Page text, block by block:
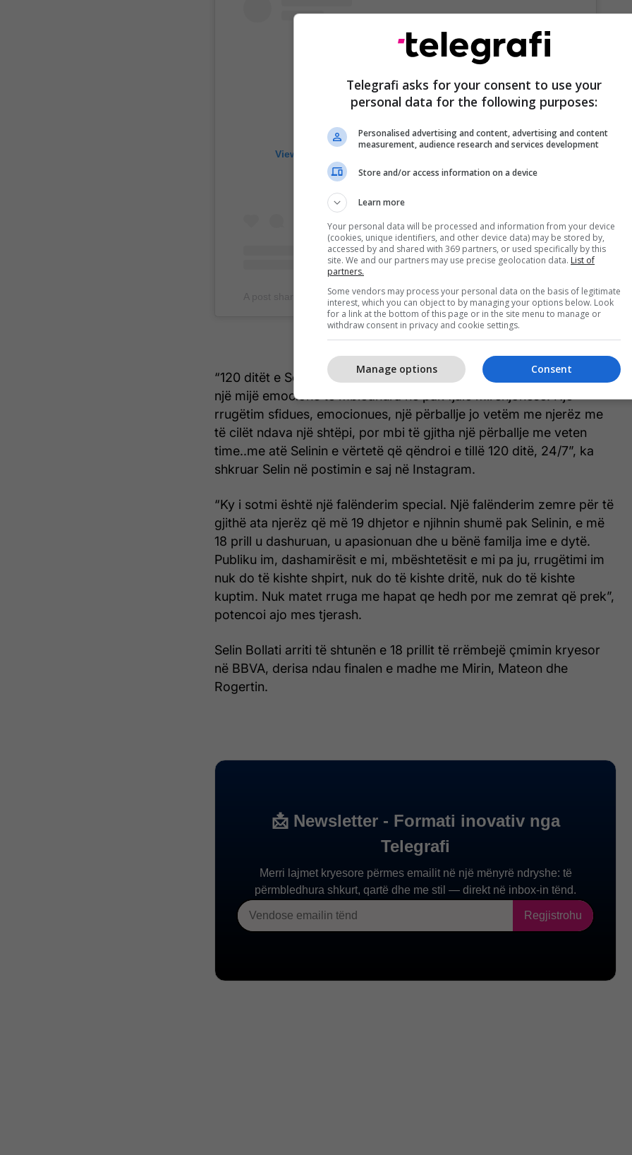
View this post on Instagram
A post shared by Selin Bollati (@selinbollatii)
“120 ditët e Selin… Nuk është një postim i rëndomtë Instagrami, por
një mijë emocione të mbledhura në pak fjalë mirënjohëse. Një
rrugëtim sfidues, emocionues, një përballje jo vetëm me njerëz me
të cilët ndava një shtëpi, por mbi të gjitha një përballje me veten
time..me atë Selinin e vërtetë që qëndroi e tillë 120 ditë, 24/7”, ka
shkruar Selin në postimin e saj në Instagram.
“Ky i sotmi është një falënderim special. Një falënderim zemre për të
gjithë ata njerëz që më 19 dhjetor e njihnin shumë pak Selinin, e më
18 prill u dashuruan, u apasionuan dhe u bënë familja ime e dytë.
Publiku im, dashamirësit e mi, mbështetësit e mi pa ju, rrugëtimi im
nuk do të kishte shpirt, nuk do të kishte dritë, nuk do të kishte
kuptim. Nuk matet rruga me hapat qe hedh por me zemrat që prek”,
potencoi ajo mes tjerash.
Selin Bollati arriti të shtunën e 18 prillit të rrëmbejë çmimin kryesor
në BBVA, derisa ndau finalen e madhe me Mirin, Mateon dhe
Rogertin.
Telegrafi asks for your consent to use your
personal data for the following purposes:
Personalised advertising and content, advertising and content
measurement, audience research and services development
Store and/or access information on a device
Learn more
Your personal data will be processed and information from your device
(cookies, unique identifiers, and other device data) may be stored by,
accessed by and shared with 369 partners, or used specifically by this
site. We and our partners may use precise geolocation data. List of
partners.
Some vendors may process your personal data on the basis of legitimate
interest, which you can object to by managing your options below. Look
for a link at the bottom of this page or in the site menu to manage or
withdraw consent in privacy and cookie settings.
Consent
Manage options